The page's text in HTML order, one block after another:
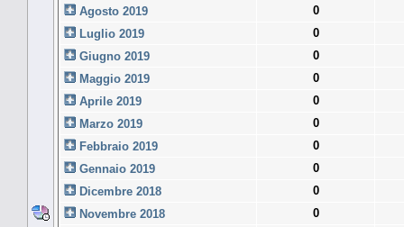
Agosto 2019
0
Luglio 2019
0
Giugno 2019
0
Maggio 2019
0
Aprile 2019
0
Marzo 2019
0
Febbraio 2019
0
Gennaio 2019
0
Dicembre 2018
0
Novembre 2018
0